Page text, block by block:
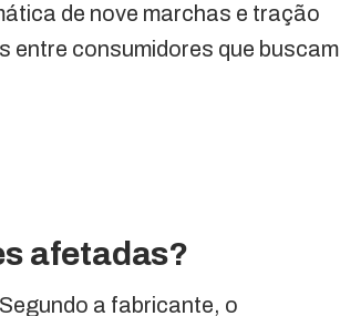
de nove marchas e tração
entre consumidores que buscam
afetadas?
a fabricante, o